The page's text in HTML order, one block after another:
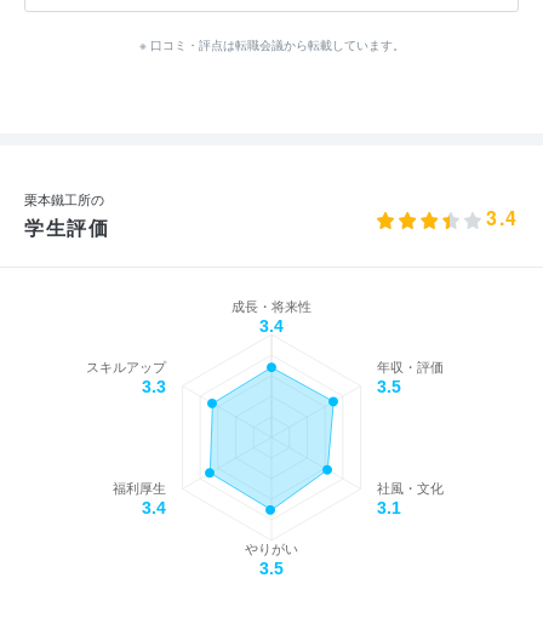
※ 口コミ・評点は転職会議から転載しています。
栗本鐵工所の
学生評価 3.4
成長・将来性
3.4
年収・評価
3.5
社風・文化
3.1
やりがい
3.5
福利厚生
3.4
スキルアップ
3.3